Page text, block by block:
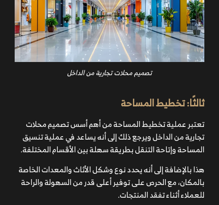
تصميم محلات تجارية من الداخل
ثالثََا: تخطيط المساحة
تعتبر عملية تخطيط المساحة من أهم أسس تصميم محلات
تجارية من الداخل ويرجع ذلك إلى أنه يساعد في عملية تنسيق
المساحة وإتاحة التنقل بطريقة سهلة بين الأقسام المختلفة.
هذا بالإضافة إلى أنه يحدد نوع وشكل الأثاث والمعدات الخاصة
بالمكان، مع الحرص على توفير أعلى قدر من السهولة والراحة
للعملاء أثناء تفقد المنتجات.